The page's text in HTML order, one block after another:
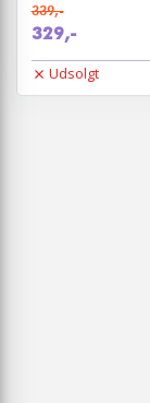
339,-
329,-
Udsolgt